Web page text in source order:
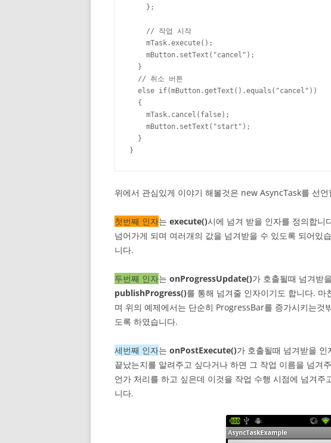
    };
    // 작업 시작
    mTask.execute();
    mButton.setText("cancel");
  }
  // 취소 버튼
  else if(mButton.getText().equals("cancel"))
  {
    mTask.cancel(false);
    mButton.setText("start");
  }
}
위에서 관심있게 이야기 해볼것은 new AsyncTask를 선
첫번째 인자는 execute()시에 넘겨 받을 인자를 정의합니
넘어가게 되며 여러개의 값을 넘겨받을 수 있도록 되어있
니다.
두번째 인자는 onProgressUpdate()가 호출될때 넘겨받
publishProgress()를 통해 넘겨줄 인자이기도 합니다.
며 위의 예제에서는 단순히 ProgressBar를 증가시키는
도록 하였습니다.
세번째 인자는 onPostExecute()가 호출될때 넘겨받을
끝났는지를 알려주고 싶다거나 하면 그 작업 이름을 넘겨
언가 처리를 하고 싶은데 이것을 작업 수행 시점에 넘겨주
니다.